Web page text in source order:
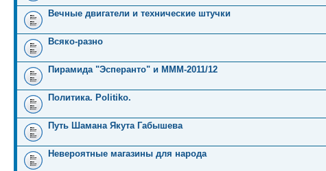
Вечные двигатели и технические штучки
Всяко-разно
Пирамида "Эсперанто" и MMM-2011/12
Политика. Politiko.
Путь Шамана Якута Габышева
Невероятные магазины для народа